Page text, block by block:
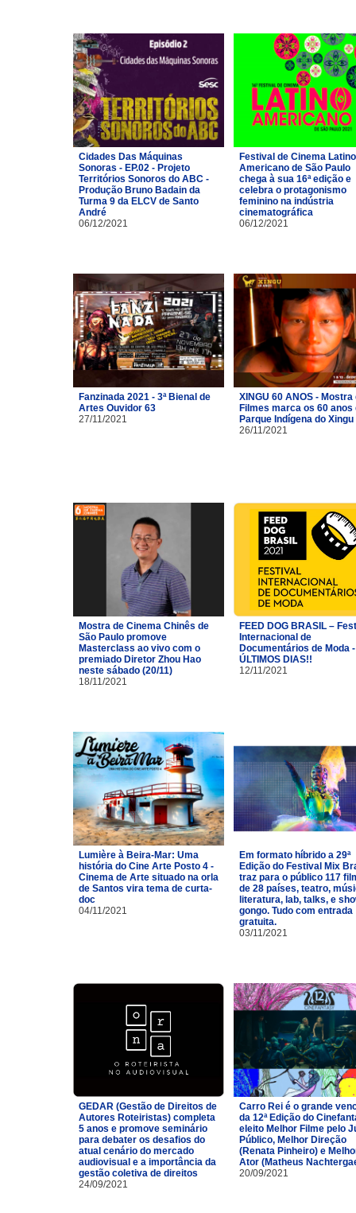
Cidades Das Máquinas
Sonoras - EP.02 - Projeto
Territórios Sonoros do ABC -
Produção Bruno Badain da
Turma 9 da ELCV de Santo
André
06/12/2021
Festival de Cinema
Americano de São Paulo
chega à sua 16ª edição e
celebra o protagonismo
feminino na indústria
cinematográfica
06/12/2021
Fanzinada 2021 - 3ª Bienal de
Artes Ouvidor 63
27/11/2021
XINGU 60 ANOS - Mostra
Filmes marca os 60 anos
Parque Indígena do Xingu
26/11/2021
Mostra de Cinema Chinês de
São Paulo promove
Masterclass ao vivo com o
premiado Diretor Zhou Hao
neste sábado (20/11)
18/11/2021
FEED DOG BRASIL –
Internacional de
Documentários de Moda -
ÚLTIMOS DIAS!!
12/11/2021
Lumière à Beira-Mar: Uma
história do Cine Arte Posto 4 -
Cinema de Arte situado na orla
de Santos vira tema de curta-
doc
04/11/2021
Em formato híbrido a 29ª
Edição do Festival Mix
traz para o público 117
de 28 países, teatro,
literatura, lab, talks, e
gongo. Tudo com entrada
gratuita.
03/11/2021
GEDAR (Gestão de Direitos de
Autores Roteiristas) completa
5 anos e promove seminário
para debater os desafios do
atual cenário do mercado
audiovisual e a importância da
gestão coletiva de direitos
24/09/2021
Carro Rei é o grande
da 12ª Edição do
eleito Melhor Filme pelo
Público, Melhor Direção
(Renata Pinheiro) e
Ator (Matheus
20/09/2021